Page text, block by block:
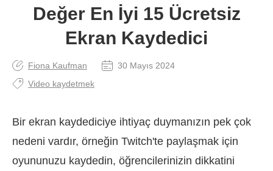
Değer En İyi 15 Ücretsiz
Ekran Kaydedici
Fiona Kaufman
30 Mayıs 2024
Video kaydetmek
Bir ekran kaydediciye ihtiyaç duymanızın pek çok
nedeni vardır, örneğin Twitch'te paylaşmak için
oyununuzu kaydedin, öğrencilerinizin dikkatini